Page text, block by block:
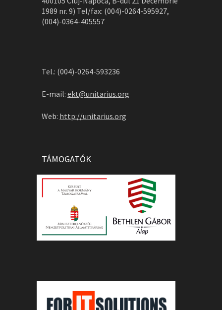
1989 nr. 9) Tel/fax: (004)-0264-595927,
(004)-0364-405557
Tel.: (004)-0264-593236
E-mail: ekt@unitarius.org
Web: http://unitarius.org
TÁMOGATÓK